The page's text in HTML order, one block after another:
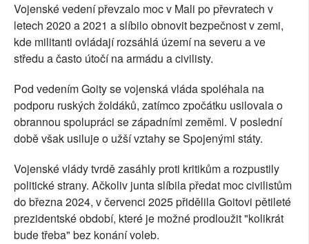
Vojenské vedení převzalo moc v Mali po převratech v
letech 2020 a 2021 a slíbilo obnovit bezpečnost v zemi,
kde militanti ovládají rozsáhlá území na severu a ve
středu a často útočí na armádu a civilisty.
Pod vedením Goity se vojenská vláda spoléhala na
podporu ruských žoldáků, zatímco zpočátku usilovala o
obrannou spolupráci se západními zeměmi. V poslední
době však usiluje o užší vztahy se Spojenými státy.
Vojenské vlády tvrdě zasáhly proti kritikům a rozpustily
politické strany. Ačkoliv junta slíbila předat moc civilistům
do března 2024, v červenci 2025 přidělila Goitovi pětileté
prezidentské období, které je možné prodloužit "kolikrát
bude třeba" bez konání voleb.